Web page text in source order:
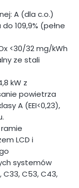
A (dla c.o.)
109,9% (pełne
<30/32 mg/kWh
ze stali
kW z
powietrza
A (EEI<0,23),
LCD i
systemów
C33, C53, C43,